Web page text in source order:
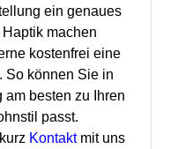
ein genaues
machen
kostenfrei eine
So können Sie in
am besten zu Ihren
passt.
Kontakt mit uns